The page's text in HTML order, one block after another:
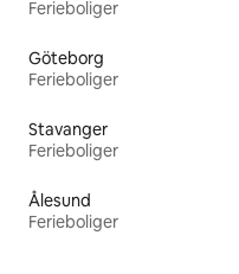
Ferieboliger
Göteborg
Ferieboliger
Stavanger
Ferieboliger
Ålesund
Ferieboliger